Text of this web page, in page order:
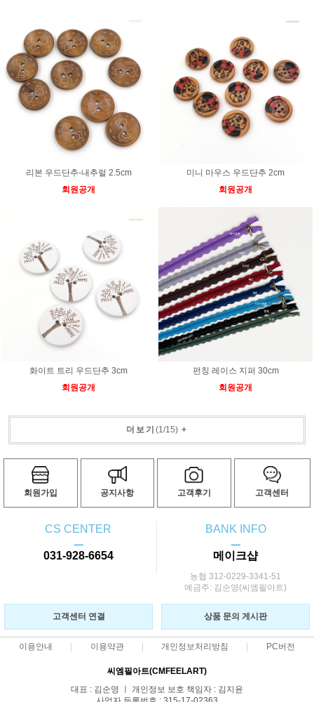
리본 우드단추-내추럴 2.5cm
회원공개
미니 마우스 우드단추 2cm
회원공개
화이트 트리 우드단추 3cm
회원공개
펀칭 레이스 지퍼 30cm
회원공개
더보기 (1/15) +
회원가입 공지사항 고객후기 고객센터
CS CENTER
ㅡ
031-928-6654
BANK INFO
ㅡ
메이크샵
농협 312-0229-3341-51
예금주: 김순영(씨엠필아트)
고객센터 연결 상품 문의 게시판
이용안내 이용약관 개인정보처리방침 PC버전
씨엠필아트(CMFEELART)
대표 : 김순영 ㅣ 개인정보 보호 책임자 : 김지윤